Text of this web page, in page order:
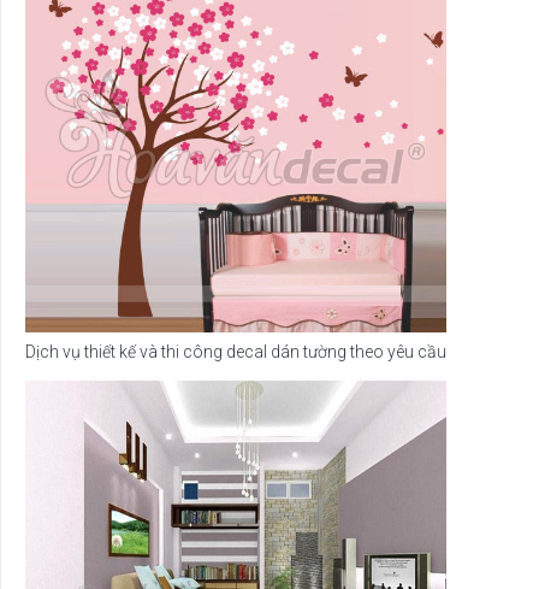
Dịch vụ thiết kế và thi công decal dán tường theo yêu cầu